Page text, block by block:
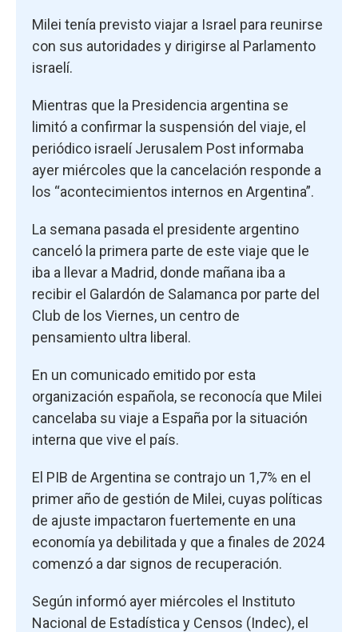
Milei tenía previsto viajar a Israel para reunirse
con sus autoridades y dirigirse al Parlamento
israelí.
Mientras que la Presidencia argentina se
limitó a confirmar la suspensión del viaje, el
periódico israelí Jerusalem Post informaba
ayer miércoles que la cancelación responde a
los “acontecimientos internos en Argentina”.
La semana pasada el presidente argentino
canceló la primera parte de este viaje que le
iba a llevar a Madrid, donde mañana iba a
recibir el Galardón de Salamanca por parte del
Club de los Viernes, un centro de
pensamiento ultra liberal.
En un comunicado emitido por esta
organización española, se reconocía que Milei
cancelaba su viaje a España por la situación
interna que vive el país.
El PIB de Argentina se contrajo un 1,7% en el
primer año de gestión de Milei, cuyas políticas
de ajuste impactaron fuertemente en una
economía ya debilitada y que a finales de 2024
comenzó a dar signos de recuperación.
Según informó ayer miércoles el Instituto
Nacional de Estadística y Censos (Indec), el